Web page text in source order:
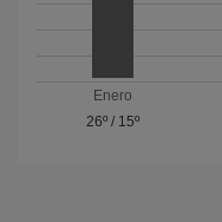
Enero
26º/ 15º